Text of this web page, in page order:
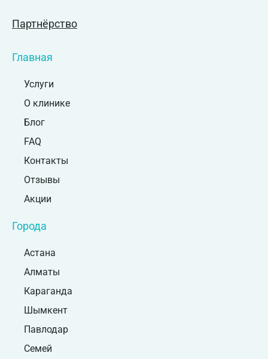
Партнёрство
Главная
Услуги
О клинике
Блог
FAQ
Контакты
Отзывы
Акции
Города
Астана
Алматы
Караганда
Шымкент
Павлодар
Семей